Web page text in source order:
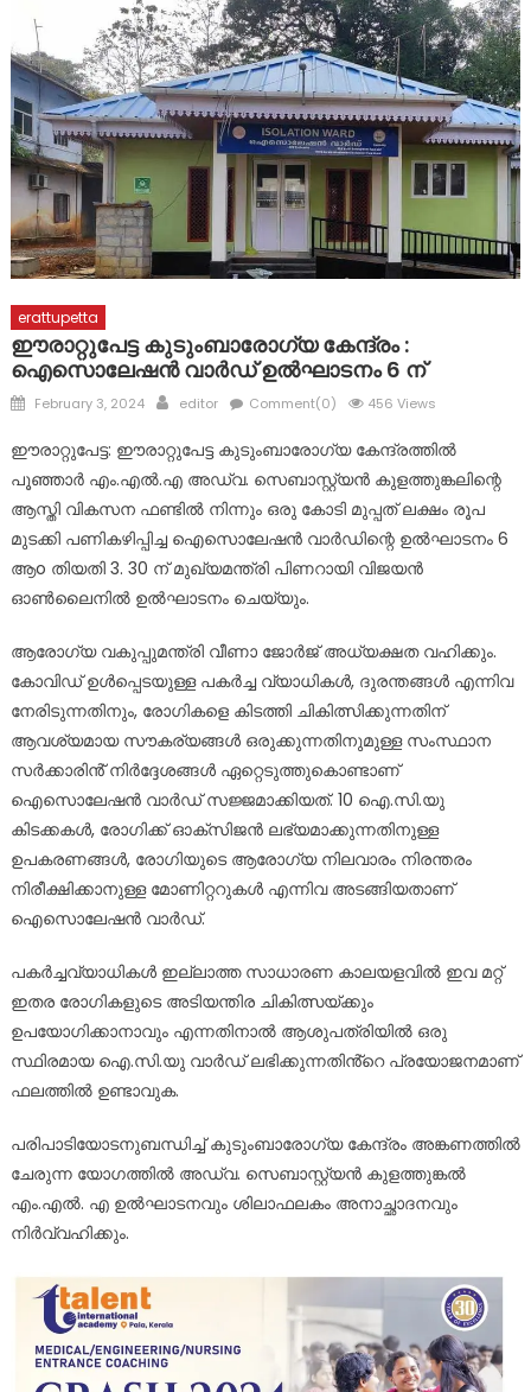
സാമ്പത്തിക സഹായ പാക്കേജ് സർക്കാർ തയ്യാറാക്കണം:
സി.പി. അബ്ദുലത്തീഫ്
കോട്ടയം ജില്ലയിലെ വിദ്യാഭ്യാസ സ്ഥാപനങ്ങൾക്ക് നാളെ
അവധി
erattupetta
ഈരാറ്റുപേട്ട കുടുംബാരോഗ്യ കേന്ദ്രം :
ഐസൊലേഷൻ വാർഡ് ഉൽഘാടനം 6 ന്
Posted
February 3, 2024 Author
editor Comment(0) 456 Views
ഈരാറ്റുപേട്ട: ഈരാറ്റുപേട്ട കുടുംബാരോഗ്യ കേന്ദ്രത്തിൽ
പൂഞ്ഞാർ എം.എൽ.എ അഡ്വ. സെബാസ്റ്റ്യൻ കുളത്തുങ്കലിന്റെ
ആസ്തി വികസന ഫണ്ടിൽ നിന്നും ഒരു കോടി മുപ്പത് ലക്ഷം രൂപ
മുടക്കി പണികഴിപ്പിച്ച ഐസൊലേഷൻ വാർഡിന്റെ ഉൽഘാടനം 6
ആo തിയതി 3. 30 ന് മുഖ്യമന്ത്രി പിണറായി വിജയൻ
ഓൺലൈനിൽ ഉൽഘാടനം ചെയ്യും.
ആരോഗ്യ വകുപ്പുമന്ത്രി വീണാ ജോർജ് അധ്യക്ഷത വഹിക്കും.
കോവിഡ് ഉൾപ്പെടയുള്ള പകർച്ച വ്യാധികൾ, ദുരന്തങ്ങൾ എന്നിവ
നേരിടുന്നതിനും, രോഗികളെ കിടത്തി ചികിത്സിക്കുന്നതിന്
ആവശ്യമായ സൗകര്യങ്ങൾ ഒരുക്കുന്നതിനുമുള്ള സംസ്ഥാന
സർക്കാരിൻ് നിർദ്ദേശങ്ങൾ ഏറ്റെടുത്തുകൊണ്ടാണ്
ഐസൊലേഷൻ വാർഡ് സജ്ജമാക്കിയത്. 10 ഐ.സി.യു
കിടക്കകൾ, രോഗിക്ക് ഓക്‌സിജൻ ലഭ്യമാക്കുന്നതിനുള്ള
ഉപകരണങ്ങൾ, രോഗിയുടെ ആരോഗ്യ നിലവാരം നിരന്തരം
നിരീക്ഷിക്കാനുള്ള മോണിറ്ററുകൾ എന്നിവ അടങ്ങിയതാണ്
ഐസൊലേഷൻ വാർഡ്.
പകർച്ചവ്യാധികൾ ഇല്ലാത്ത സാധാരണ കാലയളവിൽ ഇവ മറ്റ്
ഇതര രോഗികളുടെ അടിയന്തിര ചികിത്സയ്ക്കും
ഉപയോഗിക്കാനാവും എന്നതിനാൽ ആശുപത്രിയിൽ ഒരു
സ്ഥിരമായ ഐ.സി.യു വാർഡ് ലഭിക്കുന്നതിൻ്റെ പ്രയോജനമാണ്
ഫലത്തിൽ ഉണ്ടാവുക.
പരിപാടിയോടനുബന്ധിച്ച് കുടുംബാരോഗ്യ കേന്ദ്രം അങ്കണത്തിൽ
ചേരുന്ന യോഗത്തിൽ അഡ്വ. സെബാസ്റ്റ്യൻ കുളത്തുങ്കൽ
എം.എൽ. എ ഉൽഘാടനവും ശിലാഫലകം അനാച്ഛാദനവും
നിർവ്വഹിക്കും.